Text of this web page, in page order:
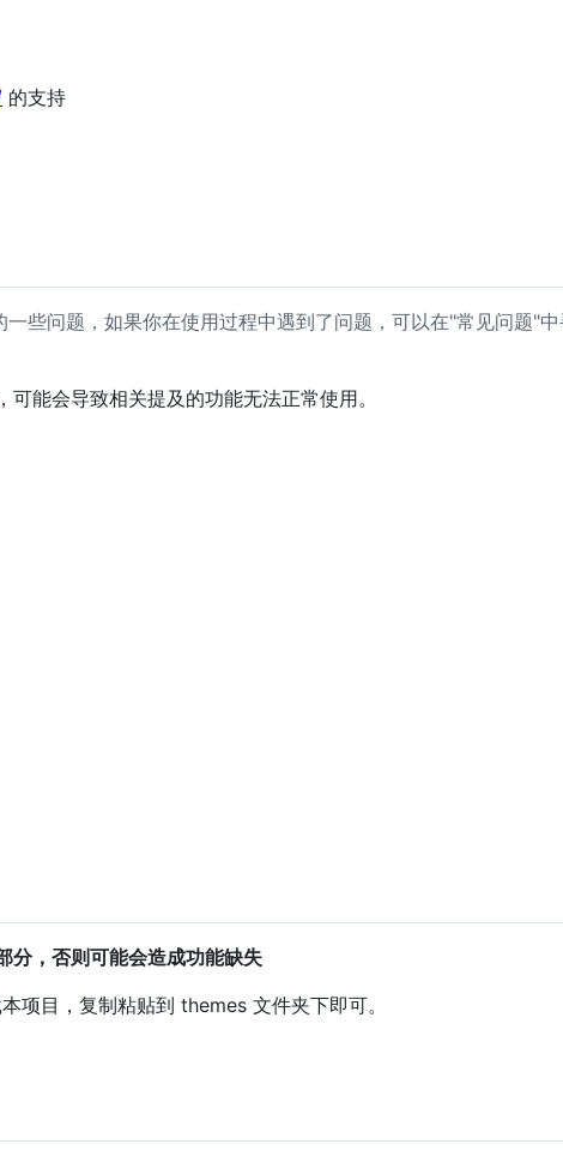
的支持
些问题，如果你在使用过程中遇到了问题，可以在"常见问题"
能会导致相关提及的功能无法正常使用。
，否则可能会造成功能缺失
项目，复制粘贴到 themes 文件夹下即可。